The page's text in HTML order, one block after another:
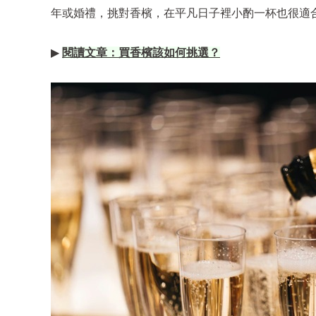
年或婚禮，挑對香檳，在平凡日子裡小酌一杯也很適
▶ 閱讀文章：買香檳該如何挑選？